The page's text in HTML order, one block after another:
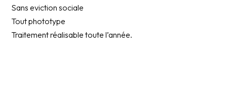
Sans eviction sociale
Tout phototype
Traitement réalisable toute l’année.